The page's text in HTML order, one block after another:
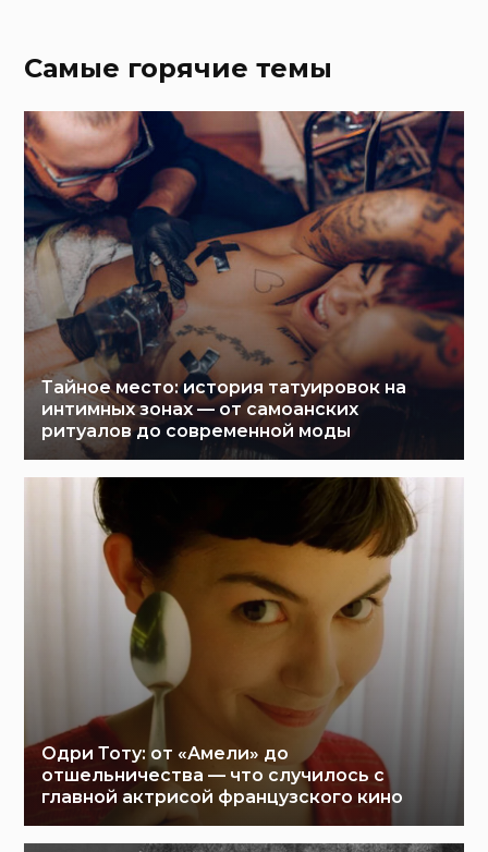
Самые горячие темы
Тайное место: история татуировок на
интимных зонах — от самоанских
ритуалов до современной моды
Одри Тоту: от «Амели» до
отшельничества — что случилось с
главной актрисой французского кино